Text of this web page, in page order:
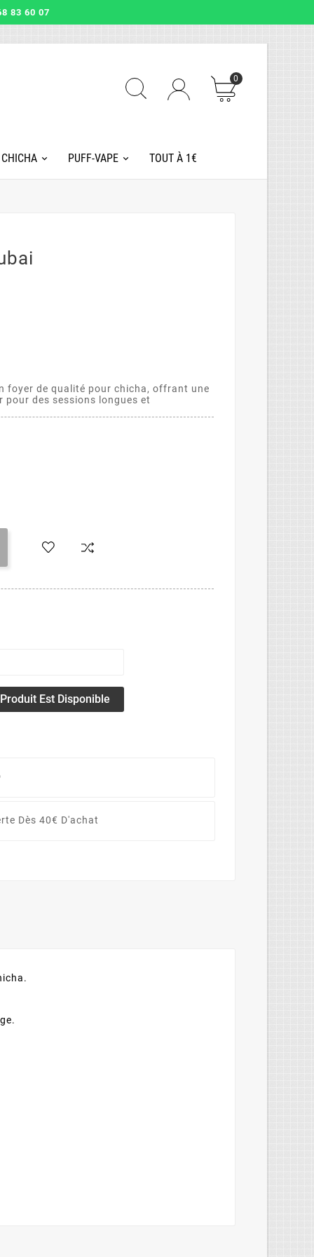
83 60 07
0
PUFF-VAPE TOUT À 1€
foyer de qualité pour chicha, offrant une
des sessions longues et
Est Disponible
Dès 40€ D'achat